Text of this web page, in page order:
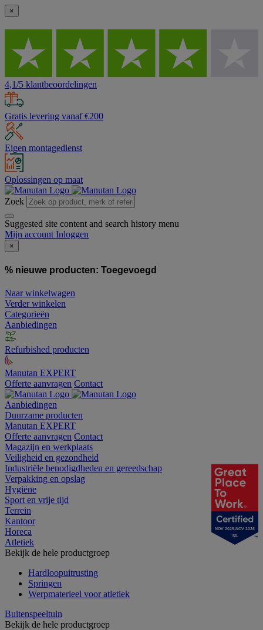
×
4,1/5 klantbeoordelingen
Gratis levering vanaf €200
Eigen montagedienst
Oplossingen op maat
Zoek
Suggested site content and search history menu
Mijn account Inloggen
×
% nieuwe producten: Toegevoegd
Naar winkelwagen
Verder winkelen
Categorieën
Aanbiedingen
Refurbished producten
Manutan EXPERT
Offerte aanvragen Contact
Aanbiedingen
Duurzame producten
Manutan EXPERT
Offerte aanvragen Contact
Magazijn en werkplaats
Veiligheid en gezondheid
Industriële benodigdheden en gereedschap
Verpakking en opslag
Hygiëne
Sport en vrije tijd
Terrein
Kantoor
Horeca
Atletiek
Bekijk de hele productgroep
Hardloopuitrusting
Springen
Werpmaterieel voor atletiek
Buitenspeeltuin
Bekijk de hele productgroep
NOV 2025-NOV 2026
NL